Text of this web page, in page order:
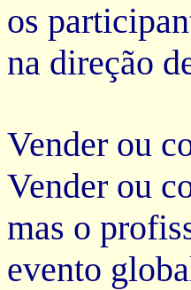
os
na direção
Vender ou
Vender ou
mas o
evento